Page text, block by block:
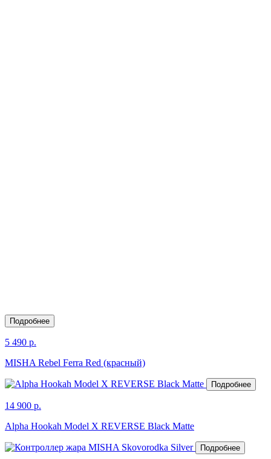
Подробнее
5 490 р.
MISHA Rebel Ferra Red (красный)
Подробнее
14 900 р.
Alpha Hookah Model X REVERSE Black Matte
Подробнее